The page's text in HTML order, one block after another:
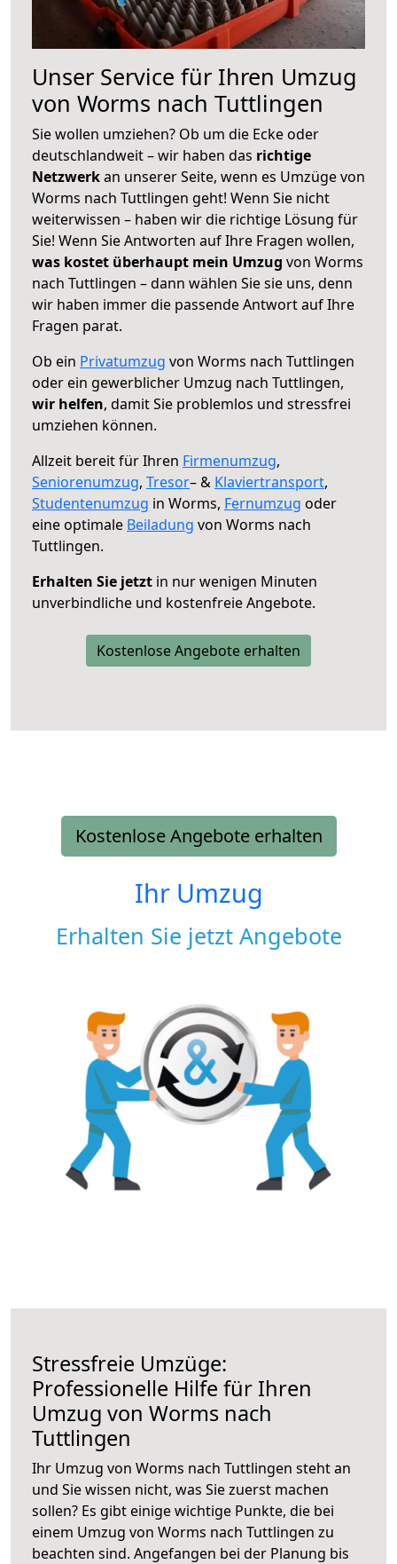
Unser Service für Ihren Umzug
von Worms nach Tuttlingen
Sie wollen umziehen? Ob um die Ecke oder
deutschlandweit – wir haben das richtige
Netzwerkan unserer Seite, wenn es Umzüge von
Worms nach Tuttlingen geht! Wenn Sie nicht
weiterwissen – haben wir die richtige Lösung für
Sie! Wenn Sie Antworten auf Ihre Fragen wollen,
was kostet überhaupt mein Umzug von Worms
nach Tuttlingen – dann wählen Sie sie uns, denn
wir haben immer die passende Antwort auf Ihre
Fragen parat.
Ob ein Privatumzug von Worms nach Tuttlingen
oder ein gewerblicher Umzug nach Tuttlingen,
wir helfen, damit Sie problemlos und stressfrei
umziehen können.
Allzeit bereit für Ihren Firmenumzug,
Seniorenumzug, Tresor– & Klaviertransport,
Studentenumzug in Worms, Fernumzug oder
eine optimale Beiladung von Worms nach
Tuttlingen.
Erhalten Sie jetzt in nur wenigen Minuten
unverbindliche und kostenfreie Angebote.
Kostenlose Angebote erhalten
Kostenlose Angebote erhalten
Ihr Umzug
Erhalten Sie jetzt Angebote
Stressfreie Umzüge:
Professionelle Hilfe für Ihren
Umzug von Worms nach
Tuttlingen
Ihr Umzug von Worms nach Tuttlingen steht an
und Sie wissen nicht, was Sie zuerst machen
sollen? Es gibt einige wichtige Punkte, die bei
einem Umzug von Worms nach Tuttlingen zu
beachten sind. Angefangen bei der Planung bis